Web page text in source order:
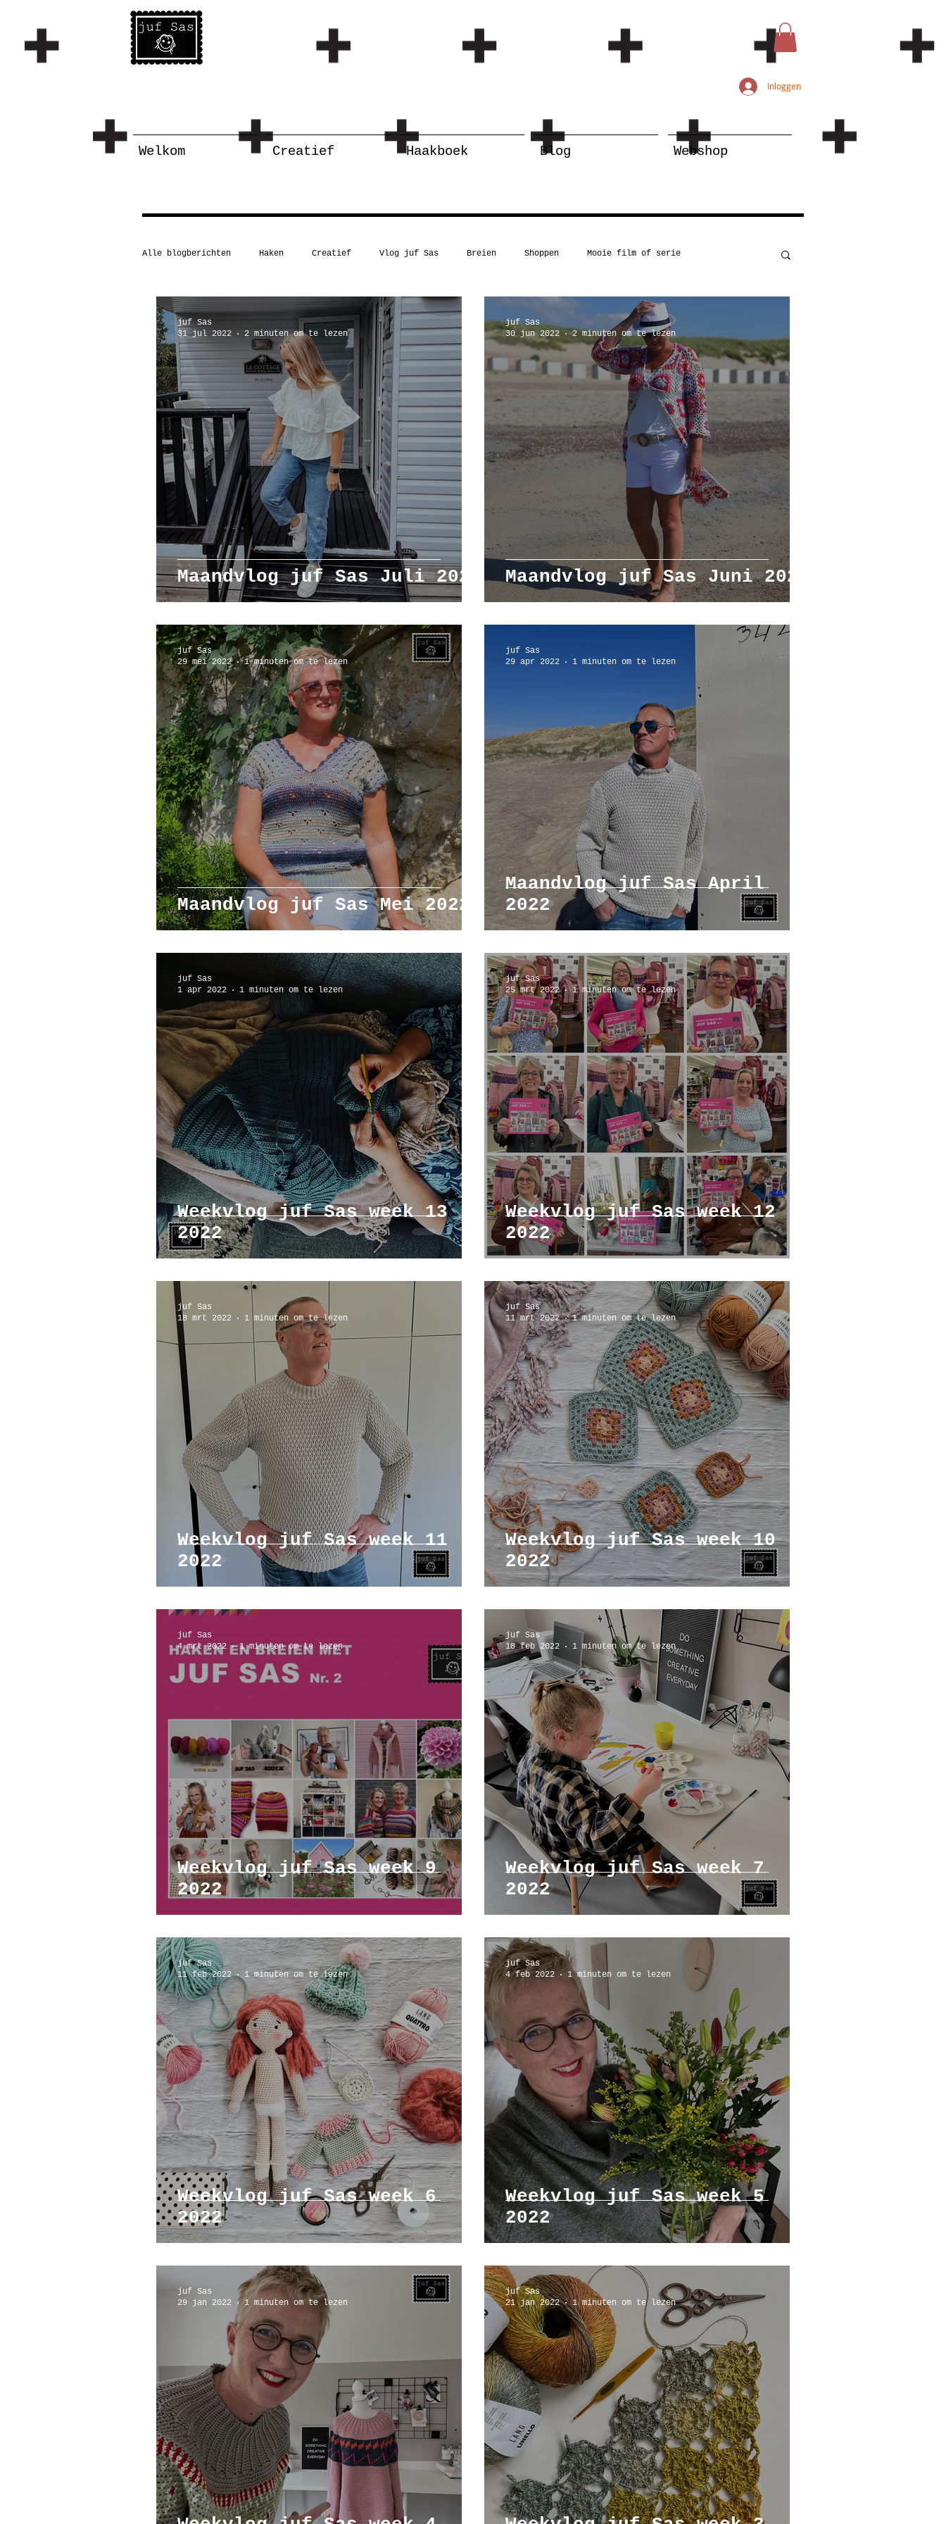
Inloggen
Welkom Creatief Haakboek Blog Webshop
Alle blogberichten Haken Creatief Vlog juf Sas Breien Shoppen Mooie film of serie
Schilderen/tekenen Taal Boekentip Recept Kunst
Poppenhuis Reizen Armbanden workshop
Maandvlog juf Sas Juli 2022
juf Sas
31 jul 2022
2 minuten om te lezen
Maandvlog juf Sas Juni 2022
juf Sas
30 jun 2022
2 minuten om te lezen
Maandvlog juf Sas Mei 2022
juf Sas
29 mei 2022
1 minuten om te lezen
Maandvlog juf Sas April
2022
juf Sas
29 apr 2022
1 minuten om te lezen
Weekvlog juf Sas week 13
2022
juf Sas
1 apr 2022
1 minuten om te lezen
Weekvlog juf Sas week 12
2022
juf Sas
25 mrt 2022
1 minuten om te lezen
Weekvlog juf Sas week 11
2022
juf Sas
18 mrt 2022
1 minuten om te lezen
Weekvlog juf Sas week 10
2022
juf Sas
11 mrt 2022
1 minuten om te lezen
Weekvlog juf Sas week 9
2022
juf Sas
4 mrt 2022
1 minuten om te lezen
Weekvlog juf Sas week 7
2022
juf Sas
18 feb 2022
1 minuten om te lezen
Weekvlog juf Sas week 6
2022
juf Sas
11 feb 2022
1 minuten om te lezen
Weekvlog juf Sas week 5
2022
juf Sas
4 feb 2022
1 minuten om te lezen
juf Sas
29 jan 2022
1 minuten om te lezen
juf Sas
21 jan 2022
1 minuten om te lezen